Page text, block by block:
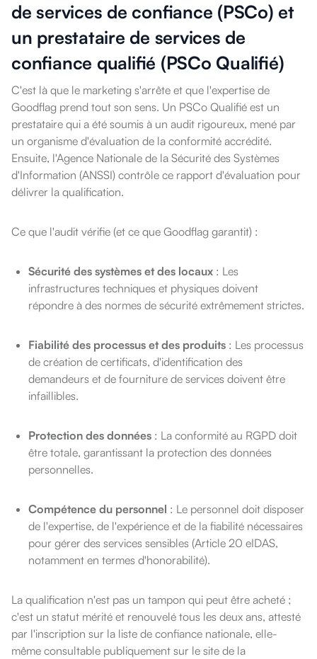
de services de confiance (PSCo) et
un prestataire de services de
confiance qualifié (PSCo Qualifié)
C'est là que le marketing s'arrête et que l'expertise de
Goodflag prend tout son sens. Un PSCo Qualifié est un
prestataire qui a été soumis à un audit rigoureux, mené par
un organisme d'évaluation de la conformité accrédité.
Ensuite, l'Agence Nationale de la Sécurité des Systèmes
d'Information (ANSSI) contrôle ce rapport d'évaluation pour
délivrer la qualification.
Ce que l'audit vérifie (et ce que Goodflag garantit) :
Sécurité des systèmes et des locaux : Les
infrastructures techniques et physiques doivent
répondre à des normes de sécurité extrêmement strictes.
Fiabilité des processus et des produits : Les processus
de création de certificats, d'identification des
demandeurs et de fourniture de services doivent être
infaillibles.
Protection des données : La conformité au RGPD doit
être totale, garantissant la protection des données
personnelles.
Compétence du personnel : Le personnel doit disposer
de l'expertise, de l'expérience et de la fiabilité nécessaires
pour gérer des services sensibles (Article 20 eIDAS,
notamment en termes d'honorabilité).
La qualification n'est pas un tampon qui peut être acheté ;
c'est un statut mérité et renouvelé tous les deux ans, attesté
par l'inscription sur la liste de confiance nationale, elle-
même consultable publiquement sur le site de la